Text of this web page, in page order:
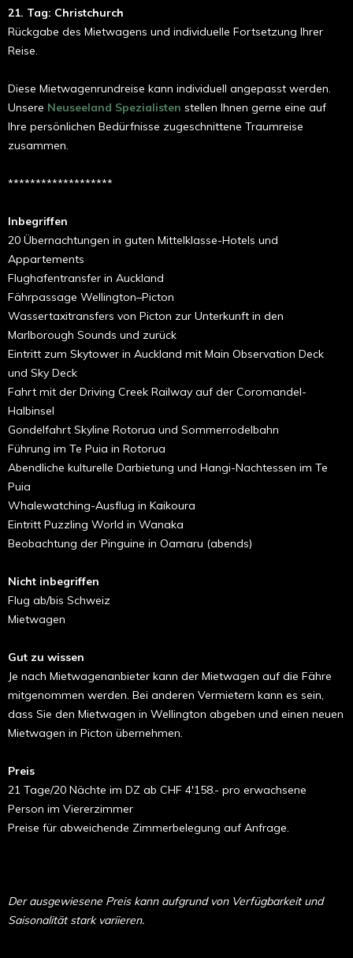
21. Tag: Christchurch
Rückgabe des Mietwagens und individuelle Fortsetzung Ihrer
Reise.
Diese Mietwagenrundreise kann individuell angepasst werden.
Unsere Neuseeland Spezialisten stellen Ihnen gerne eine auf
Ihre persönlichen Bedürfnisse zugeschnittene Traumreise
zusammen.
*******************
Inbegriffen
20 Übernachtungen in guten Mittelklasse-Hotels und
Appartements
Flughafentransfer in Auckland
Fährpassage Wellington–Picton
Wassertaxitransfers von Picton zur Unterkunft in den
Marlborough Sounds und zurück
Eintritt zum Skytower in Auckland mit Main Observation Deck
und Sky Deck
Fahrt mit der Driving Creek Railway auf der Coromandel-
Halbinsel
Gondelfahrt Skyline Rotorua und Sommerrodelbahn
Führung im Te Puia in Rotorua
Abendliche kulturelle Darbietung und Hangi-Nachtessen im Te
Puia
Whalewatching-Ausflug in Kaikoura
Eintritt Puzzling World in Wanaka
Beobachtung der Pinguine in Oamaru (abends)
Nicht inbegriffen
Flug ab/bis Schweiz
Mietwagen
Gut zu wissen
Je nach Mietwagenanbieter kann der Mietwagen auf die Fähre
mitgenommen werden. Bei anderen Vermietern kann es sein,
dass Sie den Mietwagen in Wellington abgeben und einen neuen
Mietwagen in Picton übernehmen.
Preis
21 Tage/20 Nächte im DZ ab CHF 4'158.- pro erwachsene
Person im Viererzimmer
Preise für abweichende Zimmerbelegung auf Anfrage.
Der ausgewiesene Preis kann aufgrund von Verfügbarkeit und
Saisonalität stark variieren.